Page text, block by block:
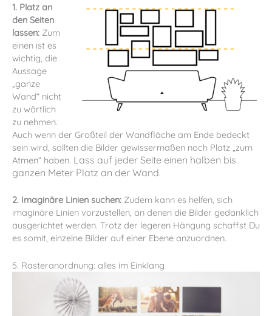
1. Platz an
den Seiten
lassen: Zum
einen ist es
wichtig, die
Aussage
„ganze
Wand“ nicht
zu wörtlich
zu nehmen.
Auch wenn der Großteil der Wandfläche am Ende bedeckt
sein wird, sollten die Bilder gewissermaßen noch Platz „zum
Atmen“ haben. Lass auf jeder Seite einen halben bis
ganzen Meter Platz an der Wand.
2. Imaginäre Linien suchen: Zudem kann es helfen, sich
imaginäre Linien vorzustellen, an denen die Bilder gedanklich
ausgerichtet werden. Trotz der legeren Hängung schaffst Du
es somit, einzelne Bilder auf einer Ebene anzuordnen.
5. Rasteranordnung: alles im Einklang